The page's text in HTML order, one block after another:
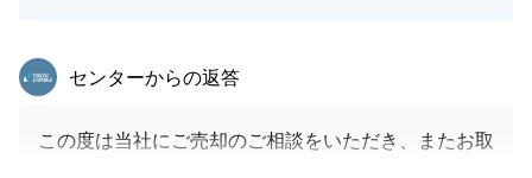
東急リバブル
センターからの返答
この度は当社にご売却のご相談をいただき、またお取